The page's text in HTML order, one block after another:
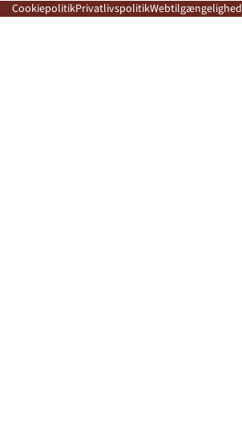
CookiepolitikPrivatlivspolitikWebtilgængelighed